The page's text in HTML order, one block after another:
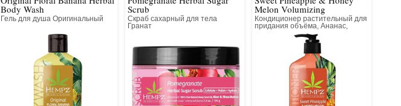
здоровыми и по-настоящему красивыми – вот главная миссия бренда Hempz.
Body Wash
Гель для душа Оригинальный
Scrub
Скраб сахарный для тела
Гранат
Melon Volumizing
Conditioner
Кондиционер растительный для
придания объёма, Ананас,
Медовая Дыня